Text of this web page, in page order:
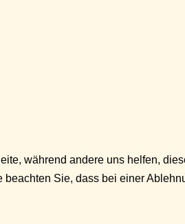
während andere uns helfen,
Sie, dass bei einer